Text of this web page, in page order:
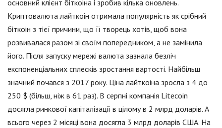
основний клієнт біткоіна і зробив кілька оновлень.
Криптовалюта лайткоін отримала популярність як срібний
біткоін з тієї причини, що її творець хотів, щоб вона
розвивалася разом зі своїм попередником, а не замінила
його. Після запуску мережі валюта зазнала безліч
експоненціальних сплесків зростання вартості. Найбільш
значний почався з 2017 року. Ціна лайткоіна зросла з 4 до
250 $ (більш, ніж в 61 раз). В серпні компанія Litecoin
досягла ринкової капіталізації в цілому в 2 млрд доларів. А
всього через 2 місяці вона досягла 3 млрд доларів США. На